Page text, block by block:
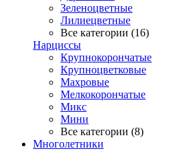
Зеленоцветные
Лилиецветные
Все категории (16)
Нарциссы
Крупнокорончатые
Крупноцветковые
Махровые
Мелкокорончатые
Микс
Мини
Все категории (8)
Многолетники